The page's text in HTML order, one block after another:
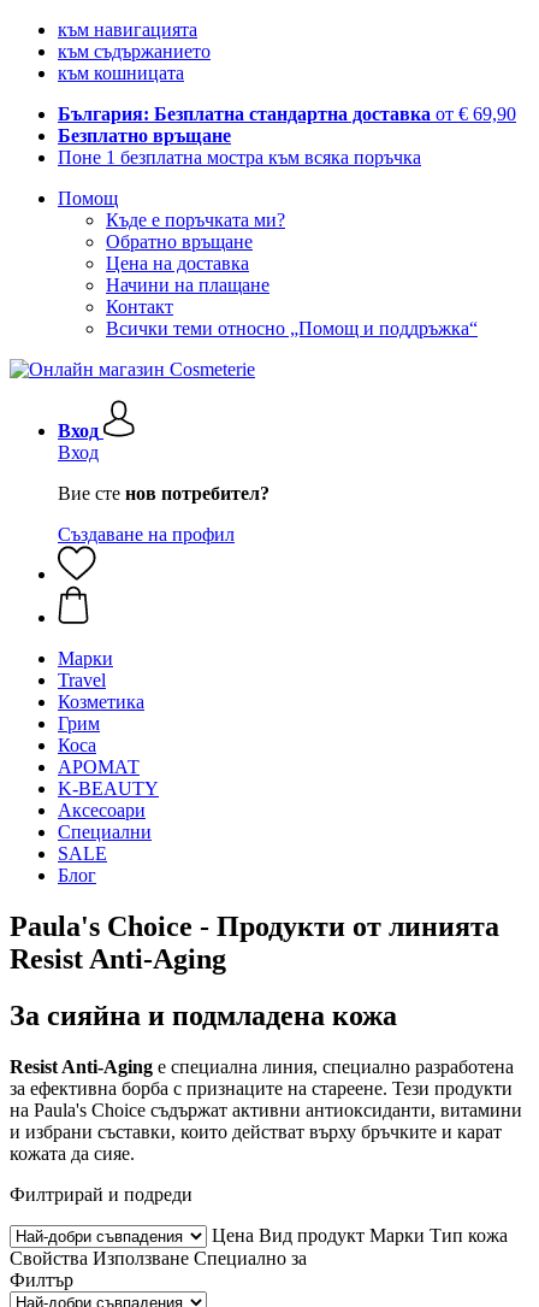
към навигацията
към съдържанието
към кошницата
България: Безплатна стандартна доставка от € 69,90
Безплатно връщане
Поне 1 безплатна мостра към всяка поръчка
Помощ
Къде е поръчката ми?
Обратно връщане
Цена на доставка
Начини на плащане
Контакт
Всички теми относно „Помощ и поддръжка“
Вход
Вход
Вие сте нов потребител?
Създаване на профил
Mарки
Travel
Козметика
Грим
Коса
АРОМАТ
K-BEAUTY
Аксесоари
Специални
SALE
Блог
Paula's Choice - Продукти от линията
Resist Anti-Aging
За сияйна и подмладена кожа
Resist Anti-Aging е специална линия, специално разработена
за ефективна борба с признаците на стареене. Тези продукти
на Paula's Choice съдържат активни антиоксиданти, витамини
и избрани съставки, които действат върху бръчките и карат
кожата да сияе.
Филтрирай и подреди
Цена Вид продукт Марки Тип кожа
Свойства Използване Специално за
Филтър